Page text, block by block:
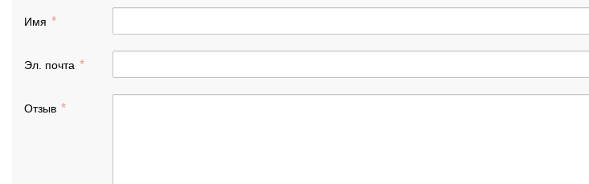
Имя
Эл. почта
Отзыв